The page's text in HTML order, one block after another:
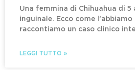
Una femmina di Chihuahua di 5
inguinale. Ecco come
raccontiamo un caso clinico
LEGGI TUTTO »